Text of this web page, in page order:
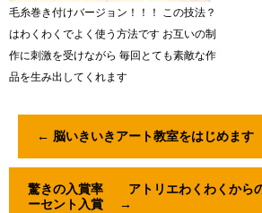
毛糸巻き付けバージョン！！！ この技法？
はわくわくでよく使う方法です お互いの制
作に刺激を受けながら 毎回とても素敵な作
品を生み出してくれます
← 脳いきいきアート教室をはじめます
驚きの入賞率 アトリエわくわくから
ーセント入賞
→